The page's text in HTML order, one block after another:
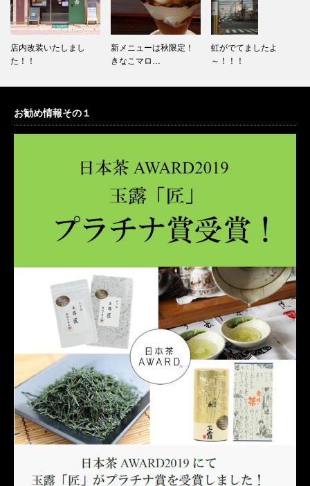
新メニューは秋限定！
きなこマロ…
虹がでてましたよ
～！！！
敬老の日の贈り物は美
味しいお茶…
お勧め情報その１